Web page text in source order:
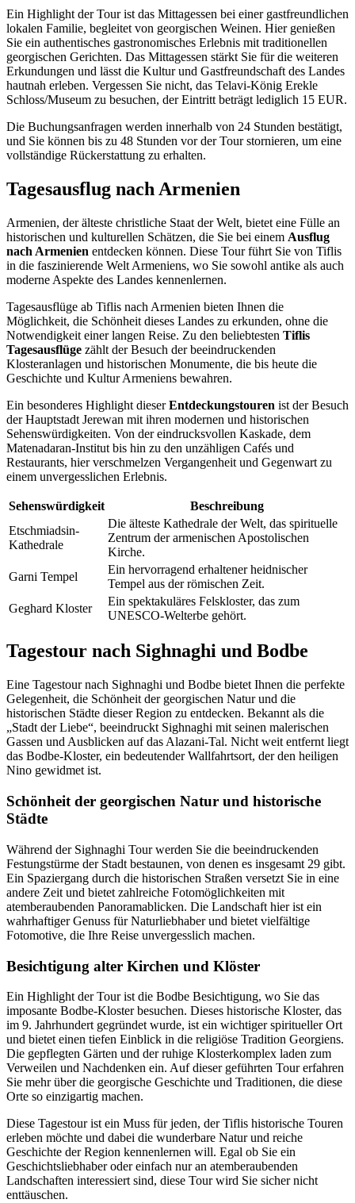
Ein Highlight der Tour ist das Mittagessen bei einer gastfreundlichen
lokalen Familie, begleitet von georgischen Weinen. Hier genießen
Sie ein authentisches gastronomisches Erlebnis mit traditionellen
georgischen Gerichten. Das Mittagessen stärkt Sie für die weiteren
Erkundungen und lässt die Kultur und Gastfreundschaft des Landes
hautnah erleben. Vergessen Sie nicht, das Telavi-König Erekle
Schloss/Museum zu besuchen, der Eintritt beträgt lediglich 15 EUR.
Die Buchungsanfragen werden innerhalb von 24 Stunden bestätigt,
und Sie können bis zu 48 Stunden vor der Tour stornieren, um eine
vollständige Rückerstattung zu erhalten.
Tagesausflug nach Armenien
Armenien, der älteste christliche Staat der Welt, bietet eine Fülle an
historischen und kulturellen Schätzen, die Sie bei einem Ausflug
nach Armenien entdecken können. Diese Tour führt Sie von Tiflis
in die faszinierende Welt Armeniens, wo Sie sowohl antike als auch
moderne Aspekte des Landes kennenlernen.
Tagesausflüge ab Tiflis nach Armenien bieten Ihnen die
Möglichkeit, die Schönheit dieses Landes zu erkunden, ohne die
Notwendigkeit einer langen Reise. Zu den beliebtesten Tiflis
Tagesausflüge zählt der Besuch der beeindruckenden
Klosteranlagen und historischen Monumente, die bis heute die
Geschichte und Kultur Armeniens bewahren.
Ein besonderes Highlight dieserEntdeckungstouren ist der Besuch
der Hauptstadt Jerewan mit ihren modernen und historischen
Sehenswürdigkeiten. Von der eindrucksvollen Kaskade, dem
Matenadaran-Institut bis hin zu den unzähligen Cafés und
Restaurants, hier verschmelzen Vergangenheit und Gegenwart zu
einem unvergesslichen Erlebnis.
Sehenswürdigkeit
Beschreibung
Etschmiadsin-
Kathedrale
Die älteste Kathedrale der Welt, das spirituelle
Zentrum der armenischen Apostolischen
Kirche.
Garni Tempel
Ein hervorragend erhaltener heidnischer
Tempel aus der römischen Zeit.
Geghard Kloster
Ein spektakuläres Felskloster, das zum
UNESCO-Welterbe gehört.
Tagestour nach Sighnaghi und Bodbe
Eine Tagestour nach Sighnaghi und Bodbe bietet Ihnen die perfekte
Gelegenheit, die Schönheit der georgischen Natur und die
historischen Städte dieser Region zu entdecken. Bekannt als die
„Stadt der Liebe“, beeindruckt Sighnaghi mit seinen malerischen
Gassen und Ausblicken auf das Alazani-Tal. Nicht weit entfernt liegt
das Bodbe-Kloster, ein bedeutender Wallfahrtsort, der den heiligen
Nino gewidmet ist.
Schönheit der georgischen Natur und historische
Städte
Während der Sighnaghi Tour werden Sie die beeindruckenden
Festungstürme der Stadt bestaunen, von denen es insgesamt 29 gibt.
Ein Spaziergang durch die historischen Straßen versetzt Sie in eine
andere Zeit und bietet zahlreiche Fotomöglichkeiten mit
atemberaubenden Panoramablicken. Die Landschaft hier ist ein
wahrhaftiger Genuss für Naturliebhaber und bietet vielfältige
Fotomotive, die Ihre Reise unvergesslich machen.
Besichtigung alter Kirchen und Klöster
Ein Highlight der Tour ist die Bodbe Besichtigung, wo Sie das
imposante Bodbe-Kloster besuchen. Dieses historische Kloster, das
im 9. Jahrhundert gegründet wurde, ist ein wichtiger spiritueller Ort
und bietet einen tiefen Einblick in die religiöse Tradition Georgiens.
Die gepflegten Gärten und der ruhige Klosterkomplex laden zum
Verweilen und Nachdenken ein. Auf dieser geführten Tour erfahren
Sie mehr über die georgische Geschichte und Traditionen, die diese
Orte so einzigartig machen.
Diese Tagestour ist ein Muss für jeden, der Tiflis historische Touren
erleben möchte und dabei die wunderbare Natur und reiche
Geschichte der Region kennenlernen will. Egal ob Sie ein
Geschichtsliebhaber oder einfach nur an atemberaubenden
Landschaften interessiert sind, diese Tour wird Sie sicher nicht
enttäuschen.